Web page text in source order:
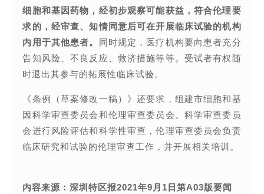
细胞和基因药物，经初步观察可能获益，符合伦理要
求的，经审查、知情同意后可在开展临床试验的机构
内用于其他患者。 同时规定，医疗机构要向患者充分
告知风险、不良反应、救济措施等等。受试者有权随
时退出其参与的拓展性临床试验。
《条例（草案修改一稿）》还要求，组建市细胞和基
因科学审查委员会和伦理审查委员会。科学审查委员
会进行风险评估和科学性审查，伦理审查委员会负责
临床研究和试验的伦理审查工作，并开展相关培训。
内容来源：深圳特区报2021年9月1日第A03版要闻